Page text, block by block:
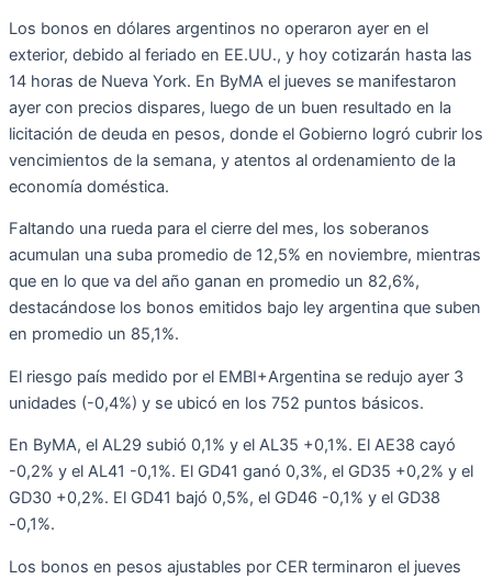
Los bonos en dólares argentinos no operaron ayer en el
exterior, debido al feriado en EE.UU., y hoy cotizarán hasta las
14 horas de Nueva York. En ByMA el jueves se manifestaron
ayer con precios dispares, luego de un buen resultado en la
licitación de deuda en pesos, donde el Gobierno logró cubrir los
vencimientos de la semana, y atentos al ordenamiento de la
economía doméstica.
Faltando una rueda para el cierre del mes, los soberanos
acumulan una suba promedio de 12,5% en noviembre, mientras
que en lo que va del año ganan en promedio un 82,6%,
destacándose los bonos emitidos bajo ley argentina que suben
en promedio un 85,1%.
El riesgo país medido por el EMBI+Argentina se redujo ayer 3
unidades (-0,4%) y se ubicó en los 752 puntos básicos.
En ByMA, el AL29 subió 0,1% y el AL35 +0,1%. El AE38 cayó
-0,2% y el AL41 -0,1%. El GD41 ganó 0,3%, el GD35 +0,2% y el
GD30 +0,2%. El GD41 bajó 0,5%, el GD46 -0,1% y el GD38
-0,1%.
Los bonos en pesos ajustables por CER terminaron el jueves